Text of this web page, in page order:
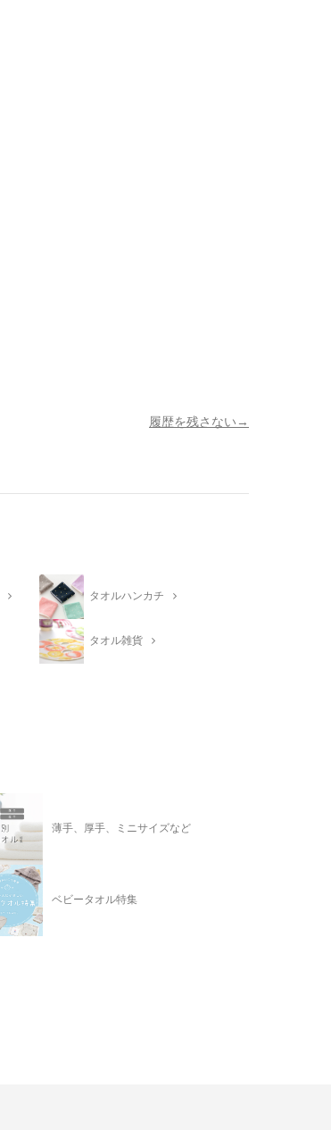
履歴を残さない
タオルハンカチ
タオル雑貨
薄手、厚手、ミニサイズなど
ベビータオル特集